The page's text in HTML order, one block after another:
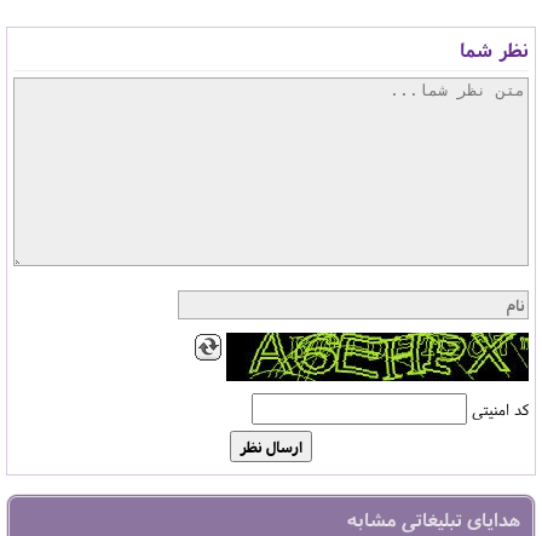
نظر شما
کد امنیتی
هدایای تبلیغاتی مشابه